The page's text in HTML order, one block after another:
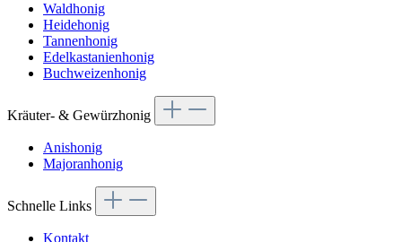
Waldhonig
Heidehonig
Tannenhonig
Edelkastanienhonig
Buchweizenhonig
Kräuter- & Gewürzhonig
Anishonig
Majoranhonig
Schnelle Links
Kontakt